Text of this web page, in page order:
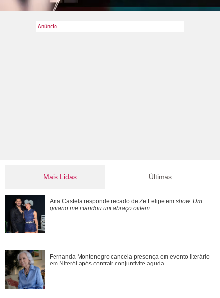
Mais Lidas
Ana Castela responde recado de Zé Felipe em show: Um
goiano me mandou um abraço ontem
Morre pai de Lionel Messi aos 68 anos de idade
Últimas
Ana Castela responde recado de Zé Felipe em show: Um
goiano me mandou um abraço ontem
Fernanda Montenegro cancela presença em evento literário
em Niterói após contrair conjuntivite aguda